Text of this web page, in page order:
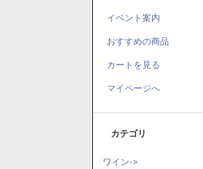
イベント案内
おすすめの商品
カートを見る
マイページへ
カテゴリ
ワイン->